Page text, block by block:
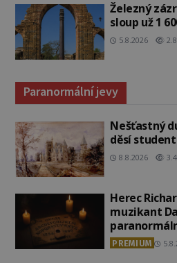
Železný
sloup už 1
5.8.2026
Paranormální jevy
Nešťastný
děsí
8.8.2026
Herec
muzikant
PREMIUM